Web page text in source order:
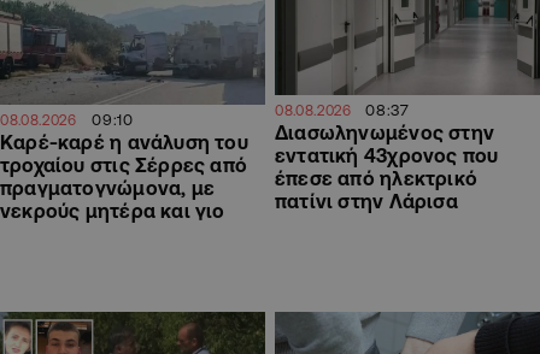
08.08.2026 09:10
Καρέ-καρέ η ανάλυση του
τροχαίου στις Σέρρες από
πραγματογνώμονα, με
νεκρούς μητέρα και γιο
08.08.2026 08:37
Διασωληνωμένος στην
εντατική 43χρονος που
έπεσε από ηλεκτρικό
πατίνι στην Λάρισα